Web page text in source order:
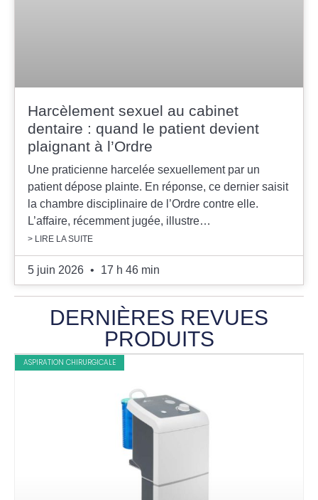
Harcèlement sexuel au cabinet
dentaire : quand le patient devient
plaignant à l’Ordre
Une praticienne harcelée sexuellement par un
patient dépose plainte. En réponse, ce dernier saisit
la chambre disciplinaire de l’Ordre contre elle.
L’affaire, récemment jugée, illustre…
> LIRE LA SUITE
5 juin 2026 17 h 46 min
DERNIÈRES REVUES
PRODUITS
ASPIRATION CHIRURGICALE